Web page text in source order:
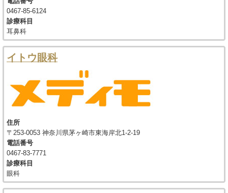
0467-85-6124
診療科目
耳鼻科
イトウ眼科
住所
〒253-0053 神奈川県茅ヶ崎市東海岸北1-2-19
電話番号
0467-83-7771
診療科目
眼科